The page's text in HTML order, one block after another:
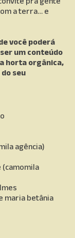
a terra… e
você poderá
um conteúdo
horta orgânica,
seu
agência)
(camomila
maria betânia